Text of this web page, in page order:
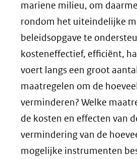
mariene milieu, om
rondom het uiteindelijke
beleidsopgave te
kosteneffectief, efficiënt,
voert langs een groot
maatregelen om de
verminderen? Welke
de kosten en effecten van
vermindering van de
mogelijke instrumenten